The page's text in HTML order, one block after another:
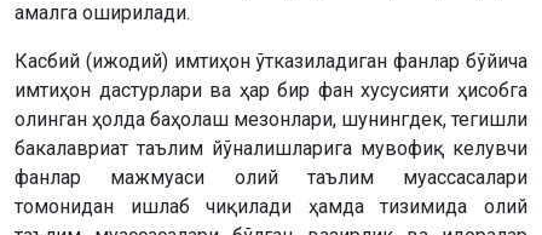
амалга оширилади.
Касбий (ижодий) имтиҳон ўтказиладиган фанлар бўйича
имтиҳон дастурлари ва ҳар бир фан хусусияти ҳисобга
олинган ҳолда баҳолаш мезонлари, шунингдек, тегишли
бакалавриат таълим йўналишларига мувофиқ келувчи
фанлар мажмуаси олий таълим муассасалари
томонидан ишлаб чиқилади ҳамда тизимида олий